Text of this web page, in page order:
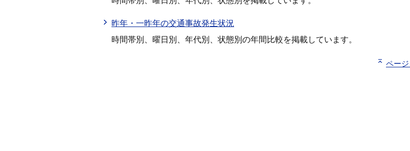
昨年・一昨年の交通事故発生状況
時間帯別、曜日別、年代別、状態別の年間比較を掲載しています。
ペー